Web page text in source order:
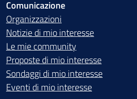
Comunicazione
Organizzazioni
Notizie di mio interesse
Le mie community
Proposte di mio interesse
Sondaggi di mio interesse
Eventi di mio interesse